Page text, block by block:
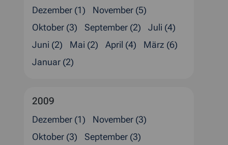
Dezember (1)
November (5)
Oktober (3)
September (2)
Juli (4)
Juni (2)
Mai (2) April (4)
März (6)
Januar (2)
2009
Dezember (1)
November (3)
Oktober (3)
September (3)